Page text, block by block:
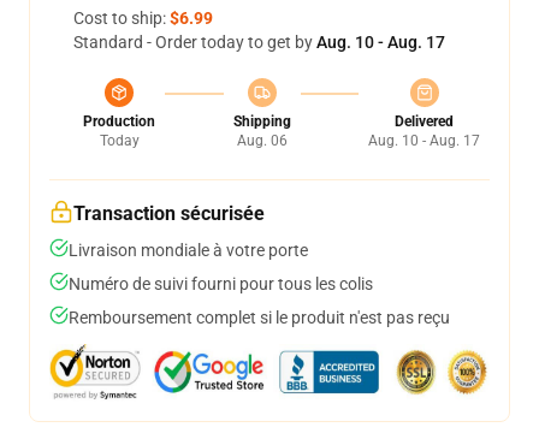
Cost to ship:$6.99
Standard - Order today to get byAug. 10 - Aug. 17
Production
Today
Shipping
Aug. 06
Delivered
Aug. 10 - Aug. 17
Transaction sécurisée
Livraison mondiale à votre porte
Numéro de suivi fourni pour tous les colis
Remboursement complet si le produit n'est pas reçu